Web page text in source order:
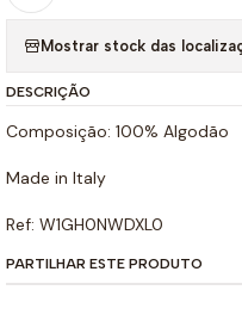
Mostrar stock das
DESCRIÇÃO
Composição: 100% Algodão
Made in Italy
Ref: W1GH0NWDXL0
PARTILHAR ESTE PRODUTO